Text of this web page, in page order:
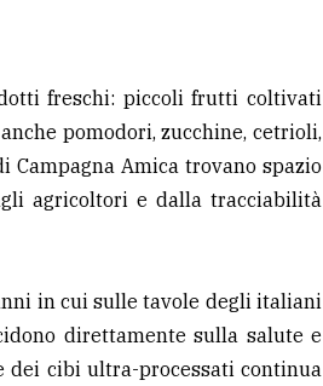
freschi: piccoli frutti coltivati
pomodori, zucchine, cetrioli,
Amica trovano spazio
agricoltori e dalla tracciabilità
in cui sulle tavole degli italiani
direttamente sulla salute e
cibi ultra-processati continua